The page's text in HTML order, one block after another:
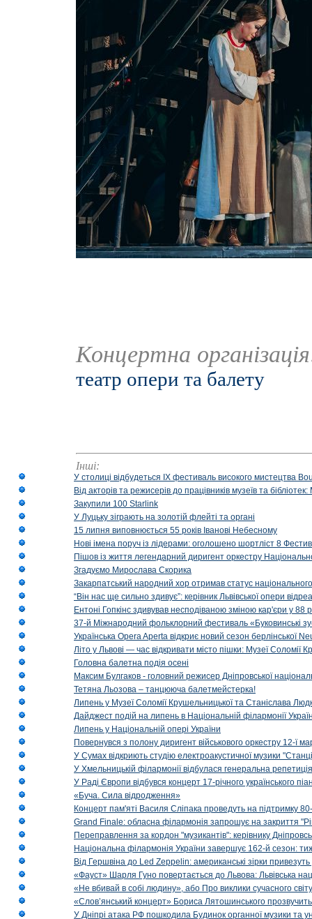
Концертна
театр опери та балету
Інші:
У столиці відбудеться IX фестиваль високого мистецтва
Від акторів та режисерів до працівників музеїв та
Закупили 100 Starlink
У Луцьку зіграють на золотій флейті та органі
15 липня виповнюється 55 років Іванові Небесному
Нові імена поруч із лідерами: оголошено шортліст 8
Пішов із життя легендарний диригент оркестру
Згадуємо Мирослава Скорика
Закарпатський народний хор отримав статус національного
“Він нас ще сильно здивує”: керівник Львівської опери
Ентоні Гопкінс здивував несподіваною зміною кар'єри у 88
37-й Міжнародний фольклорний фестиваль «Буковинські
Українська Opera Aperta відкриє новий сезон берлінської
Літо у Львові — час відкривати місто пішки: Музеї Соломії
Головна балетна подія осені
Максим Булгаков - головний режисер Дніпровської
Тетяна Льозова – танцююча балетмейстерка!
Липень у Музеї Соломії Крушельницької та Станіслава
Дайджест подій на липень в Національній філармонії
Липень у Національній опері України
Повернувся з полону диригент військового оркестру 12-ї
У Сумах відкриють студію електроакустичної музики
У Хмельницькій філармонії відбулася генеральна
У Раді Європи відбувся концерт 17-річного українського
«Буча. Сила відродження»
Концерт пам'яті Василя Сліпака проведуть на підтримку
Grand Finale: обласна філармонія запрошує на закриття
Переправлення за кордон "музикантів": керівнику
Національна філармонія України завершує 162-й сезон:
Від Гершвіна до Led Zeppelin: американські зірки
«Фауст» Шарля Гуно повертається до Львова: Львівська
«Не вбивай в собі людину», або Про виклики сучасного світу
«Слов’янський концерт» Бориса Лятошинського
У Дніпрі атака РФ пошкодила Будинок органної музики та